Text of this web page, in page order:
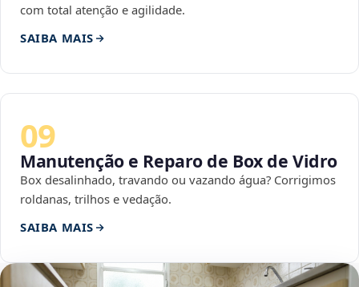
com total atenção e agilidade.
SAIBA MAIS
09
Manutenção e Reparo de Box de Vidro
Box desalinhado, travando ou vazando água? Corrigimos
roldanas, trilhos e vedação.
SAIBA MAIS